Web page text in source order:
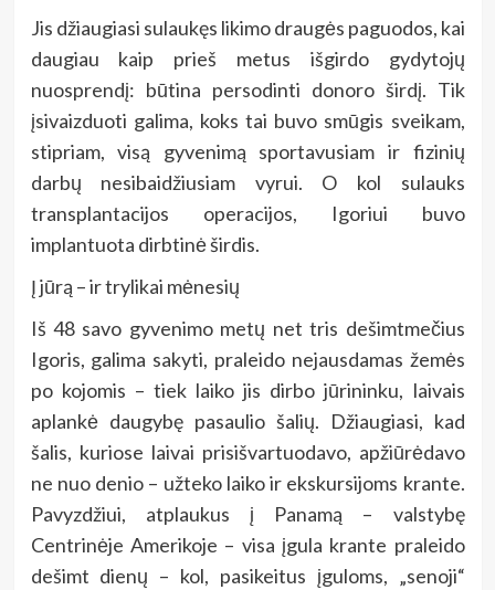
Jis džiaugiasi sulaukęs likimo draugės paguodos, kai
daugiau kaip prieš metus išgirdo gydytojų
nuosprendį: būtina persodinti donoro širdį. Tik
įsivaizduoti galima, koks tai buvo smūgis sveikam,
stipriam, visą gyvenimą sportavusiam ir fizinių
darbų nesibaidžiusiam vyrui. O kol sulauks
transplantacijos operacijos, Igoriui buvo
implantuota dirbtinė širdis.
Į jūrą – ir trylikai mėnesių
Iš 48 savo gyvenimo metų net tris dešimtmečius
Igoris, galima sakyti, praleido nejausdamas žemės
po kojomis – tiek laiko jis dirbo jūrininku, laivais
aplankė daugybę pasaulio šalių. Džiaugiasi, kad
šalis, kuriose laivai prisišvartuodavo, apžiūrėdavo
ne nuo denio – užteko laiko ir ekskursijoms krante.
Pavyzdžiui, atplaukus į Panamą – valstybę
Centrinėje Amerikoje – visa įgula krante praleido
dešimt dienų – kol, pasikeitus įguloms, „senoji“